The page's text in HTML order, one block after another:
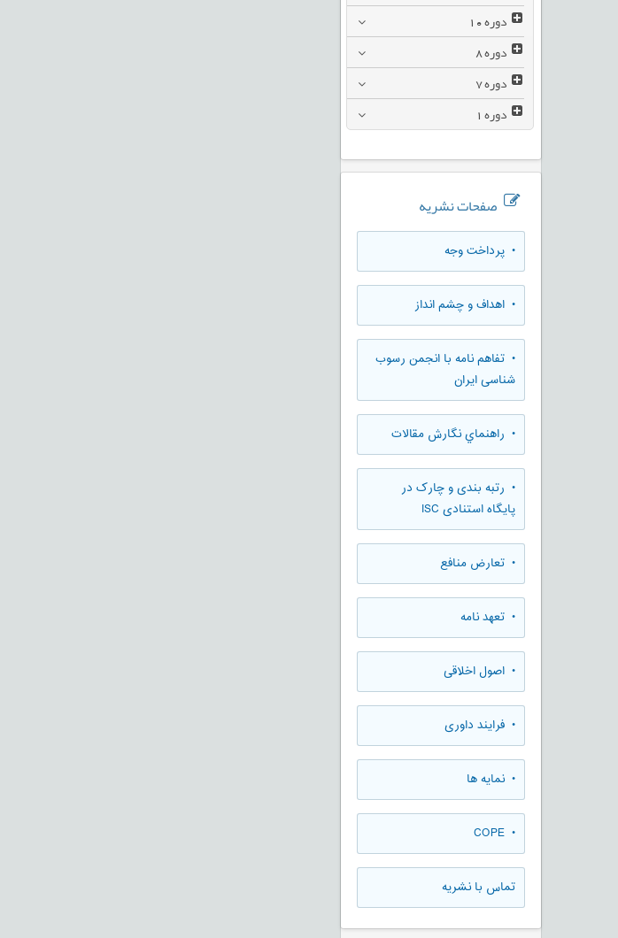
دوره
دوره
دوره
دوره
صفحات نشریه
• پرداخت وجه
• اهداف و چشم انداز
• تفاهم نامه با انجمن رسوب
شناسی ایران
• راهنماي نگارش مقالات
• رتبه بندی و چارک در
پایگاه استنادی ISC
• تعارض منافع
• تعهد نامه
• اصول اخلاقی
• فرایند داوری
• نمایه ها
• COPE
تماس با نشریه